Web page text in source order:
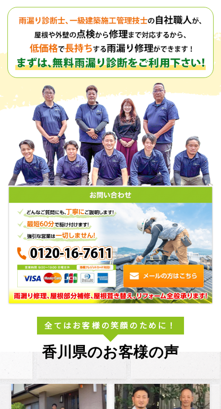
全てはお客様の笑顔のために！
香川県のお客様の声